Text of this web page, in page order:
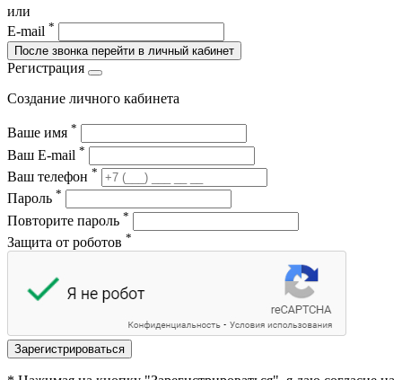
или
E-mail *
После звонка перейти в личный кабинет
Регистрация
Создание личного кабинета
Ваше имя *
Ваш E-mail *
Ваш телефон *
Пароль *
Повторите пароль *
Защита от роботов *
Зарегистрироваться